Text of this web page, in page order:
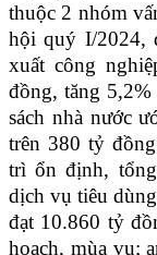
thuộc 2 nhóm
hội quý I/2024,
xuất công
đồng, tăng
sách nhà nước
trên 380 tỷ
trì ổn định,
dịch vụ tiêu
đạt 10.860 tỷ
hoạch, mùa vụ;